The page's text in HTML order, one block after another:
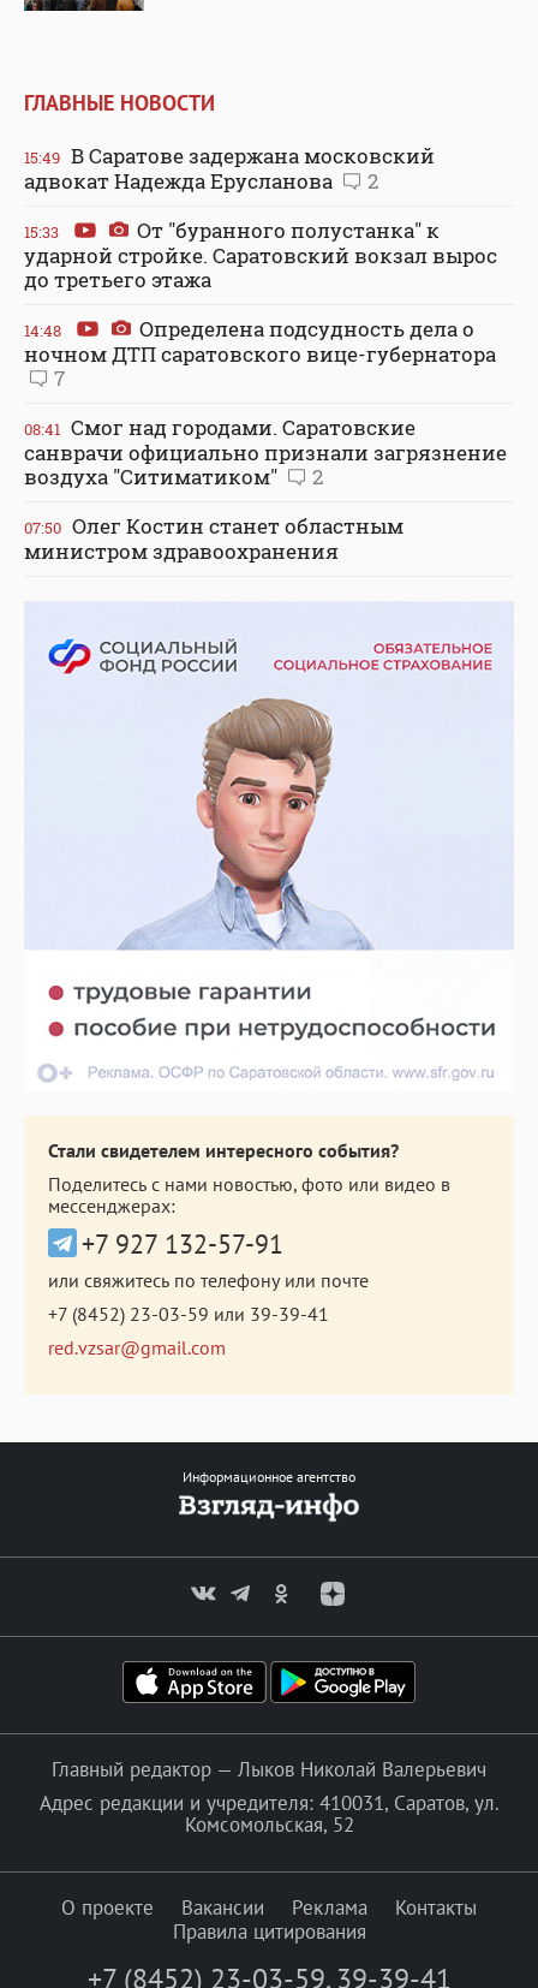
ГЛАВНЫЕ НОВОСТИ
15:49 В Саратове задержана московский
адвокат Надежда Ерусланова
2
15:33
От "буранного полустанка" к
ударной стройке. Саратовский вокзал вырос
до третьего этажа
14:48
Определена подсудность дела о
ночном ДТП саратовского вице-губернатора
7
08:41 Смог над городами. Саратовские
санврачи официально признали загрязнение
воздуха "Ситиматиком"
2
07:50 Олег Костин станет областным
министром здравоохранения
Стали свидетелем интересного события?
Поделитесь с нами новостью, фото или видео в
мессенджерах:
+7 927 132-57-91
или свяжитесь по телефону или почте
+7 (8452) 23-03-59 или 39-39-41
red.vzsar@gmail.com
Информационное агентство
Главный редактор — Лыков Николай Валерьевич
Адрес редакции и учредителя: 410031, Саратов, ул.
Комсомольская, 52
О проекте Вакансии Реклама
Контакты
Правила цитирования
+7 (8452) 23-03-59, 39-39-41